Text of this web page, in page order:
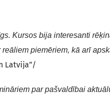
Kursos bija interesanti
piemēriem, kā arī
Latvija”/
par pašvaldībai